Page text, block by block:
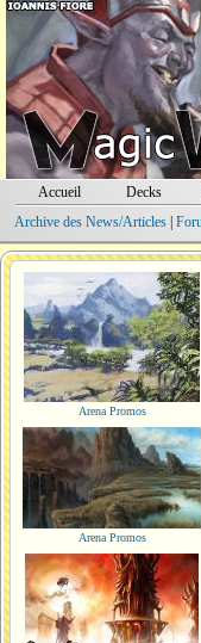
Accueil Decks
Archive des News/Articles|
Arena Promos
Arena Promos